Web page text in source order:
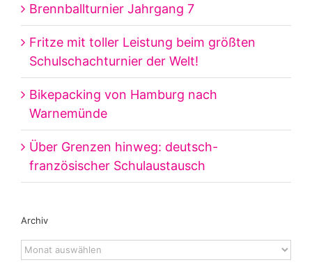
Brennballturnier Jahrgang 7
Fritze mit toller Leistung beim größten
Schulschachturnier der Welt!
Bikepacking von Hamburg nach
Warnemünde
Über Grenzen hinweg: deutsch-
französischer Schulaustausch
Archiv
Archiv